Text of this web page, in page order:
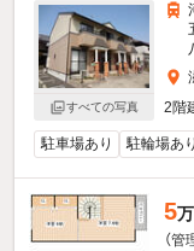
すべての写真
2階
駐車場あり 駐輪場あり
5
（管